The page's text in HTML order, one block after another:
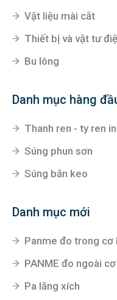
Vật liệu mài cắt
Thiết bị và vật tư
Bu lông
Danh mục hàng
Thanh ren - ty ren
Súng phun sơn
Súng bắn keo
Danh mục mới
Panme đo trong cơ
PANME đo ngoài
Pa lăng xích